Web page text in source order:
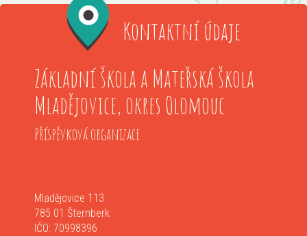
Kontaktní údaje
Základní škola a Mateřská škola
Mladějovice, okres Olomouc
Příspěvková organizace
Mladějovice 113
785 01 Šternberk
IČO: 70998396